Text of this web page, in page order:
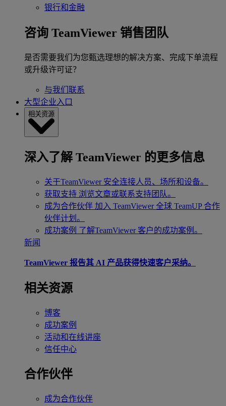
银行和金融
咨询 TeamViewer 销售团队
是否需要我们为您甄选理想的解决方案、完成下单流程
或升级许可证？
与我们联系
大型企业入口
相关资源
深入了解 TeamViewer 的更多信息
关于TeamViewer 安全连接人员、场所和设备。
获取支持 浏览文章或联系支持团队。
成为合作伙伴 加入 TeamViewer 全球 TeamUP 合作
伙伴计划。
成功案例 了解TeamViewer 客户的成功案例。
新闻
TeamViewer 报告其 AI 产品获得快速客户采纳。
相关资源
博客
成功案例
活动和在线讲座
信任中心
合作伙伴
成为合作伙伴